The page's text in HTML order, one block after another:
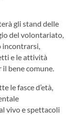
gli stand delle
del volontariato,
incontrarsi,
e le attività
bene comune.
le fasce d’età,
vivo e spettacoli